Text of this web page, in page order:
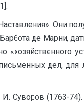
Они
де Марни,
дел, для
Суворов (1763-74).